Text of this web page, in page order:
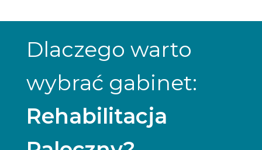
Dlaczego warto
wybrać gabinet:
Rehabilitacja